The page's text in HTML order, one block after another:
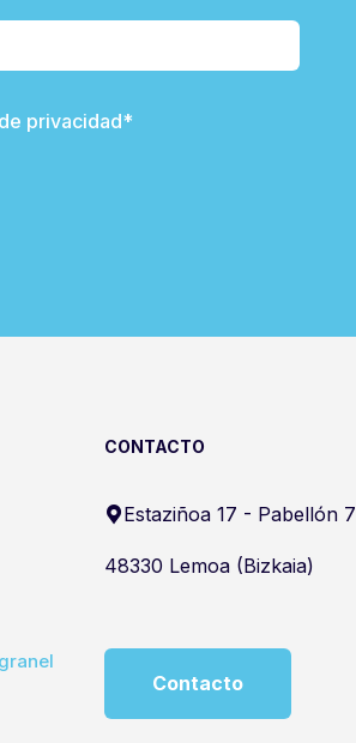
privacidad*
CONTACTO
Estaziñoa 17 - Pabellón 7
48330 Lemoa (Bizkaia)
Contacto